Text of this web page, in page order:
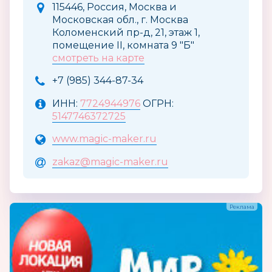
115446, Россия, Москва и
Московская обл., г. Москва
Коломенский пр-д, 21, этаж 1,
помещение II, комната 9 ″Б″
смотреть на карте
+7 (985) 344-87-34
ИНН: 7724944976 ОГРН:
5147746372725
www.magic-maker.ru
zakaz@magic-maker.ru